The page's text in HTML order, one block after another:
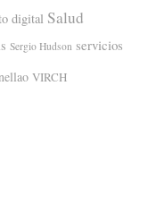
digital Salud
Sergio Hudson servicios
VIRCH